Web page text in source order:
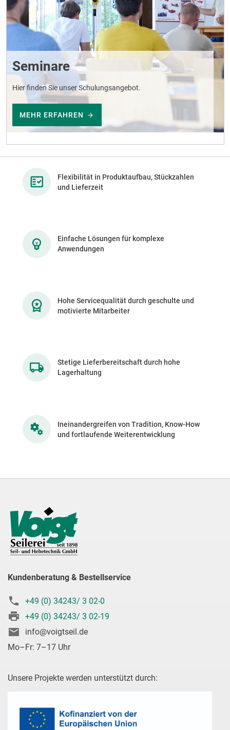
Seminare
Hier finden Sie unser Schulungsangebot.
MEHR ERFAHREN
Flexibilität in Produktaufbau, Stückzahlen
und Lieferzeit
Einfache Lösungen für komplexe
Anwendungen
Hohe Servicequalität durch geschulte und
motivierte Mitarbeiter
Stetige Lieferbereitschaft durch hohe
Lagerhaltung
Ineinandergreifen von Tradition, Know-How
und fortlaufende Weiterentwicklung
Kundenberatung & Bestellservice
+49 (0) 34243/ 3 02-0
+49 (0) 34243/ 3 02-19
info@voigtseil.de
Mo–Fr: 7–17 Uhr
Unsere Projekte werden unterstützt durch: